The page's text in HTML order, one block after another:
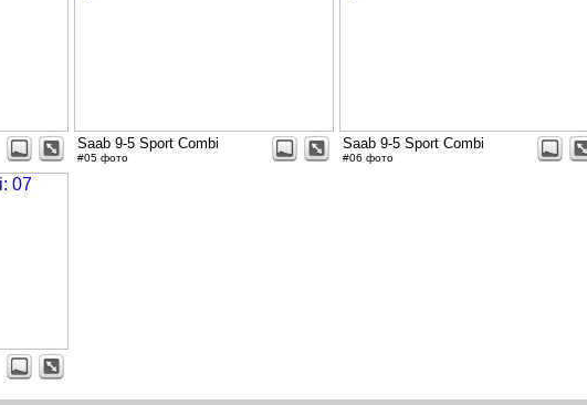
Saab 9-5 Sport Combi
#05 фото
Saab 9-5 Sport Combi
#06 фото